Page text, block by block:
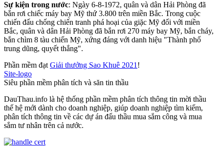
Sự kiện trong nước: Ngày 6-8-1972, quân và dân Hải Phòng đã
bắn rơi chiếc máy bay Mỹ thứ 3.800 trên miền Bắc. Trong cuộc
chiến đấu chống chiến tranh phá hoại của giặc Mỹ đối với miền
Bắc, quân và dân Hải Phòng đã bắn rơi 270 máy bay Mỹ, bắn cháy,
bắn chìm 8 tàu chiến Mỹ, xứng đáng với danh hiệu "Thành phố
trung dũng, quyết thắng".
Phần mềm đạt Giải thưởng Sao Khuê 2021 !
Site-logo
Siêu phần mềm phân tích và săn tin thầu
DauThau.info là hệ thống phần mềm phân tích thông tin mời thầu
thế hệ mới dành cho doanh nghiệp, giúp doanh nghiệp tìm kiếm,
phân tích thông tin về các dự án đấu thầu mua sắm công và mua
sắm tư nhân trên cả nước.